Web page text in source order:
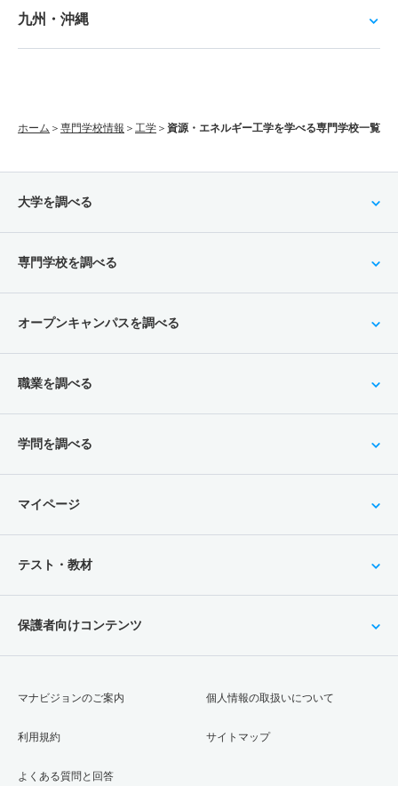
九州・沖縄
ホーム 専門学校情報 工学 資源・エネルギー工学を学べる専門学校一覧
大学を調べる
専門学校を調べる
オープンキャンパスを調べる
職業を調べる
学問を調べる
マイページ
テスト・教材
保護者向けコンテンツ
マナビジョンのご案内
利用規約
よくある質問と回答
個人情報の取扱いについて
サイトマップ